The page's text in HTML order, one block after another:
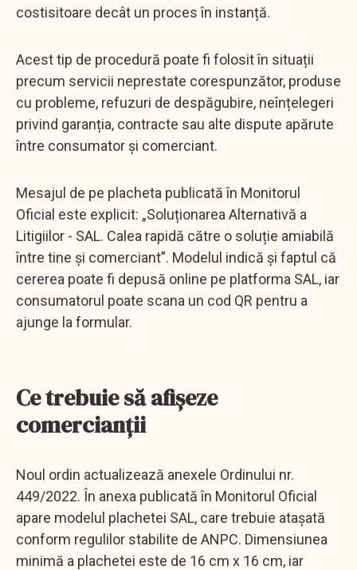
costisitoare decât un proces în instanță.
Acest tip de procedură poate fi folosit în situații
precum servicii neprestate corespunzător, produse
cu probleme, refuzuri de despăgubire, neînțelegeri
privind garanția, contracte sau alte dispute apărute
între consumator și comerciant.
Mesajul de pe placheta publicată în Monitorul
Oficial este explicit: „Soluționarea Alternativă a
Litigiilor - SAL. Calea rapidă către o soluție amiabilă
între tine și comerciant”. Modelul indică și faptul că
cererea poate fi depusă online pe platforma SAL, iar
consumatorul poate scana un cod QR pentru a
ajunge la formular.
Ce trebuie să afișeze
comercianții
Noul ordin actualizează anexele Ordinului nr.
449/2022. În anexa publicată în Monitorul Oficial
apare modelul plachetei SAL, care trebuie atașată
conform regulilor stabilite de ANPC. Dimensiunea
minimă a plachetei este de 16 cm x 16 cm, iar